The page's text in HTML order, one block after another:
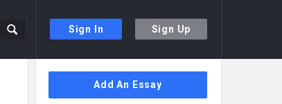
Sign In Sign Up
Sidebar
Add An Essay